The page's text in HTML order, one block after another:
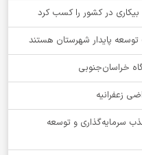
در کشور را کسب کرد
پایدار شهرستان هستند
زعفرانیه
سرمایه‌گذاری و توسعه